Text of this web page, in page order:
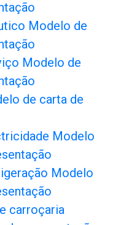
Modelo de
Modelo de
de carta de
Modelo
Modelo
carroçaria